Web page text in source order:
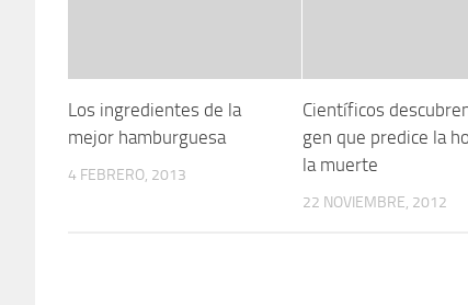
Los ingredientes de la
mejor hamburguesa
4 FEBRERO, 2013
Científicos
gen que predice la
la muerte
22 NOVIEMBRE, 2012